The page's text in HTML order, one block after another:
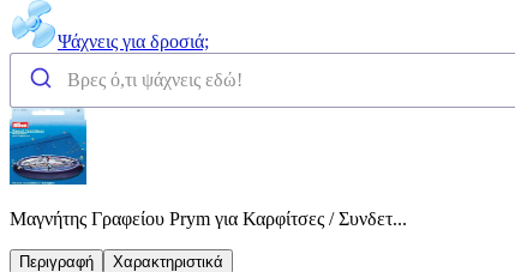
Ψάχνεις για δροσιά;
Μαγνήτης Γραφείου Prym για Καρφίτσες / Συνδετ...
Περιγραφή Χαρακτηριστικά